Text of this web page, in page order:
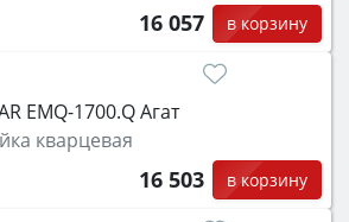
16 057 в корзину
EMQ-1700.Q Агат
кварцевая
16 503 в корзину